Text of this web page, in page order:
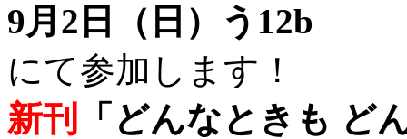
9月2日（日）う12b
にて参加します！
新刊
「どんなときも ど